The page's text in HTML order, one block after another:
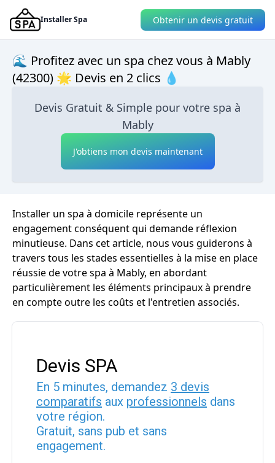
Installer Spa Obtenir un devis gratuit
🌊 Profitez avec un spa chez vous à Mably
(42300) 🌟 Devis en 2 clics 💧
Devis Gratuit & Simple pour votre spa à
Mably
J'obtiens mon devis maintenant
Installer un spa à domicile représente un
engagement conséquent qui demande réflexion
minutieuse. Dans cet article, nous vous guiderons à
travers tous les stades essentielles à la mise en place
réussie de votre spa à Mably, en abordant
particulièrement les éléments principaux à prendre
en compte outre les coûts et l'entretien associés.
Devis SPA
En 5 minutes, demandez 3 devis
comparatifs aux professionnels dans
votre région.
Gratuit, sans pub et sans
engagement.